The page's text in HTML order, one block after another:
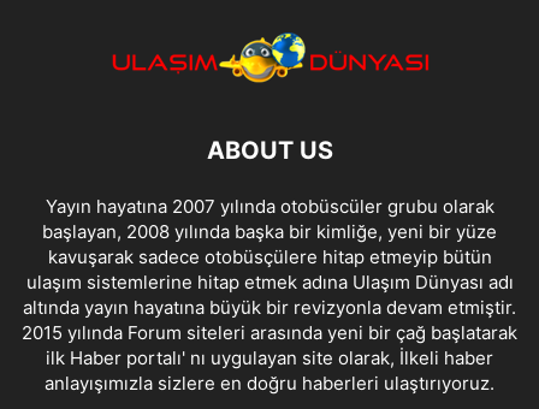
ABOUT US
Yayın hayatına 2007 yılında otobüscüler grubu olarak
başlayan, 2008 yılında başka bir kimliğe, yeni bir yüze
kavuşarak sadece otobüsçülere hitap etmeyip bütün
ulaşım sistemlerine hitap etmek adına Ulaşım Dünyası adı
altında yayın hayatına büyük bir revizyonla devam etmiştir.
2015 yılında Forum siteleri arasında yeni bir çağ başlatarak
ilk Haber portalı' nı uygulayan site olarak, İlkeli haber
anlayışımızla sizlere en doğru haberleri ulaştırıyoruz.